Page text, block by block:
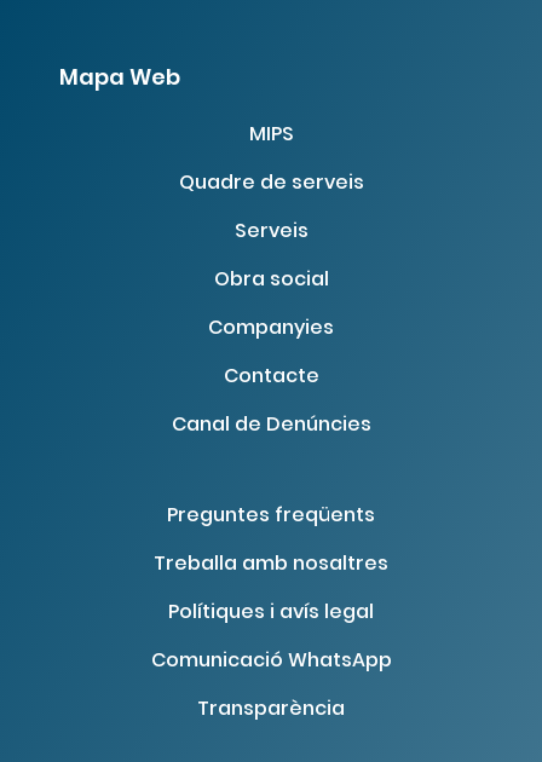
Mapa Web
MIPS
Quadre de serveis
Serveis
Obra social
Companyies
Contacte
Canal de Denúncies
Preguntes freqüents
Treballa amb nosaltres
Polítiques i avís legal
Comunicació WhatsApp
Transparència